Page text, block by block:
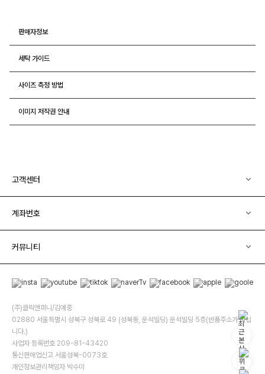
판매자정보
세탁 가이드
사이즈 측정 방법
이미지 저작권 안내
고객센터
계좌번호
커뮤니티
(주)클릭앤퍼니/김예중
02880 서울특별시 성북구 성북로 49 (성북동, 운석빌딩) 운석빌딩 5층(반품주소가 아닙
니다.)
사업자 등록번호 209-81-43420
통신판매업신고 서울성북-0073호
개인정보관리책임자 박수미